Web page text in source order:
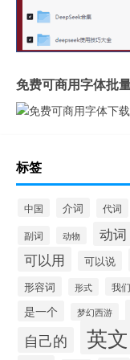
免费可商用字体批
标签
中国 介词 代词
副词
动物 动词
可以用 可以说
形容词
形式 我
是一个 梦幻西游
自己的 英文